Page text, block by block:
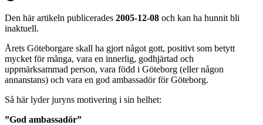
Den här artikeln publicerades 2005-12-08 och kan ha hunnit bli
inaktuell.
Årets Göteborgare skall ha gjort något gott, positivt som betytt
mycket för många, vara en innerlig, godhjärtad och
uppmärksammad person, vara född i Göteborg (eller någon
annanstans) och vara en god ambassadör för Göteborg.
Så här lyder juryns motivering i sin helhet:
”God ambassadör”